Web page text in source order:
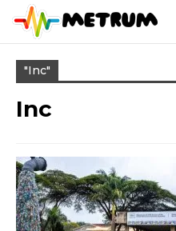
"inc"
Inc